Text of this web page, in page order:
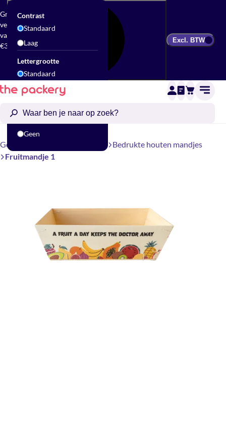
Gratis
verzending
vanaf
€300
Contrast
Standaard
Laag
Lettergrootte
Standaard
Groot
Geen
Excl. BTW
Geschenkverpakking Mandjes Bedrukte houten mandjes
Fruitmandje 1